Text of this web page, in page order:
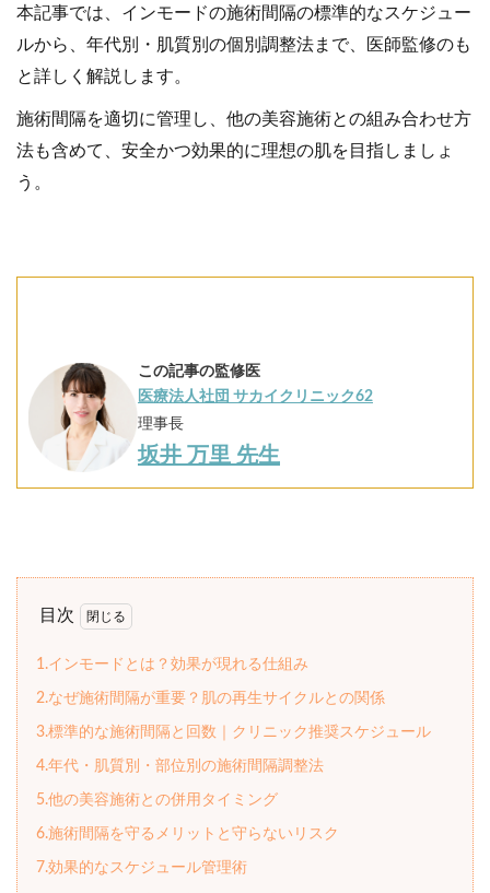
本記事では、インモードの施術間隔の標準的なスケジュー
ルから、年代別・肌質別の個別調整法まで、医師監修のも
と詳しく解説します。
施術間隔を適切に管理し、他の美容施術との組み合わせ方
法も含めて、安全かつ効果的に理想の肌を目指しましょ
う。
この記事の監修医
医療法人社団 サカイクリニック62
理事長
坂井 万里 先生
目次
1.インモードとは？効果が現れる仕組み
2.なぜ施術間隔が重要？肌の再生サイクルとの関係
3.標準的な施術間隔と回数｜クリニック推奨スケジュール
4.年代・肌質別・部位別の施術間隔調整法
5.他の美容施術との併用タイミング
6.施術間隔を守るメリットと守らないリスク
7.効果的なスケジュール管理術